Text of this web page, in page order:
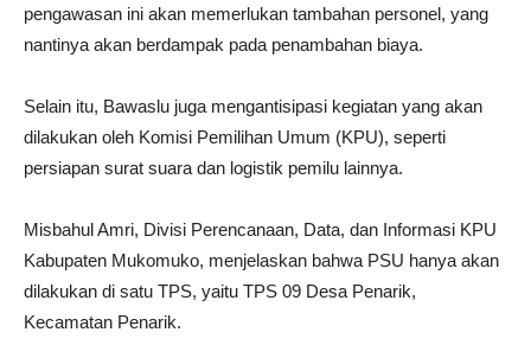
pengawasan ini akan memerlukan tambahan personel, yang
nantinya akan berdampak pada penambahan biaya.
Selain itu, Bawaslu juga mengantisipasi kegiatan yang akan
dilakukan oleh Komisi Pemilihan Umum (KPU), seperti
persiapan surat suara dan logistik pemilu lainnya.
Misbahul Amri, Divisi Perencanaan, Data, dan Informasi KPU
Kabupaten Mukomuko, menjelaskan bahwa PSU hanya akan
dilakukan di satu TPS, yaitu TPS 09 Desa Penarik,
Kecamatan Penarik.